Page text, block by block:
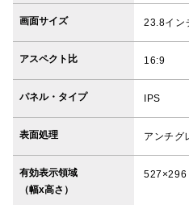
画面サイズ 23.8イン
アスペクト比 16:9
パネル・タイプ IPS
表面処理 アンチグ
有効表示領域
（幅x高さ）
527×296